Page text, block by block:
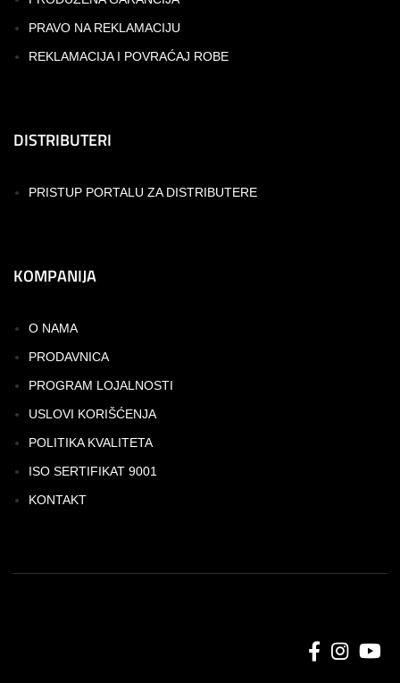
PRAVO NA REKLAMACIJU
REKLAMACIJA I POVRAĆAJ ROBE
DISTRIBUTERI
PRISTUP PORTALU ZA DISTRIBUTERE
KOMPANIJA
O NAMA
PRODAVNICA
PROGRAM LOJALNOSTI
USLOVI KORIŠĆENJA
POLITIKA KVALITETA
ISO SERTIFIKAT 9001
KONTAKT